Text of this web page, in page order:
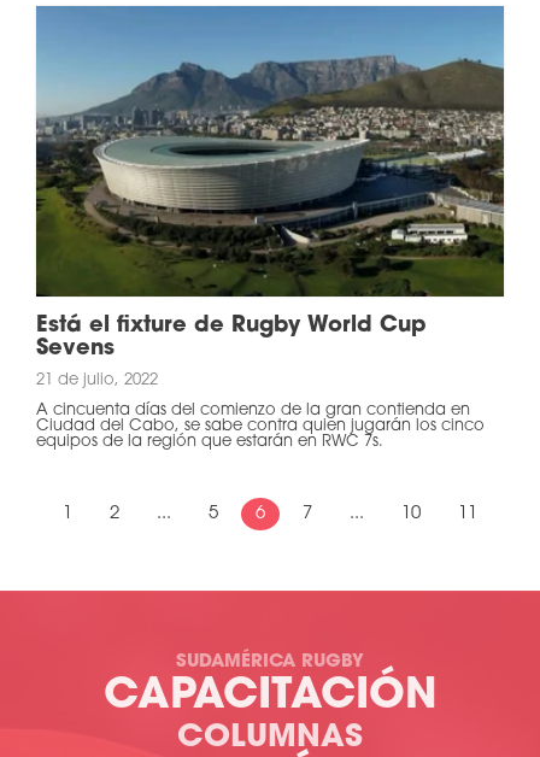
Está el fixture de Rugby World Cup
Sevens
21 de julio, 2022
A cincuenta días del comienzo de la gran contienda en
Ciudad del Cabo, se sabe contra quien jugarán los cinco
equipos de la región que estarán en RWC 7s.
2 ... 5 6 7 ... 10
SUDAMÉRICA RUGBY
CAPACITACIÓN
COLUMNAS